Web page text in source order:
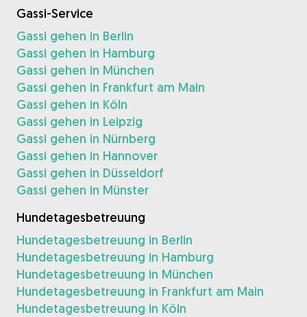
Gassi-Service
Gassi gehen in Berlin
Gassi gehen in Hamburg
Gassi gehen in München
Gassi gehen in Frankfurt am Main
Gassi gehen in Köln
Gassi gehen in Leipzig
Gassi gehen in Nürnberg
Gassi gehen in Hannover
Gassi gehen in Düsseldorf
Gassi gehen in Münster
Hundetagesbetreuung
Hundetagesbetreuung in Berlin
Hundetagesbetreuung in Hamburg
Hundetagesbetreuung in München
Hundetagesbetreuung in Frankfurt am Main
Hundetagesbetreuung in Köln